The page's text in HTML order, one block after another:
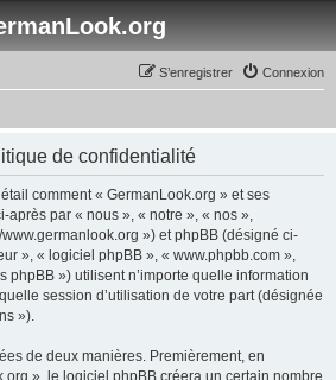
Connexion
S’enregistrer
de confidentialité
comment « GermanLook.org » et ses
après par « nous », « notre », « nos »,
») et phpBB (désigné ci-
», « logiciel phpBB », « www.phpbb.com »,
phpBB ») utilisent n’importe quelle information
session d’utilisation de votre part (désignée
»).
de deux manières. Premièrement, en
», le logiciel phpBB créera un certain nombre